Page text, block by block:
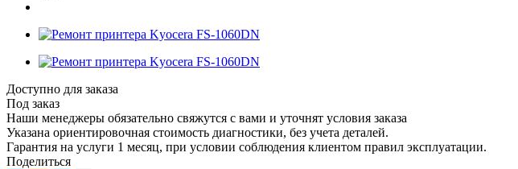
Доступно для заказа
Под заказ
Наши менеджеры обязательно свяжутся с вами и уточнят условия заказа
Указана ориентировочная стоимость диагностики, без учета деталей.
Гарантия на услуги 1 месяц, при условии соблюдения клиентом правил эксплуатации.
Поделиться